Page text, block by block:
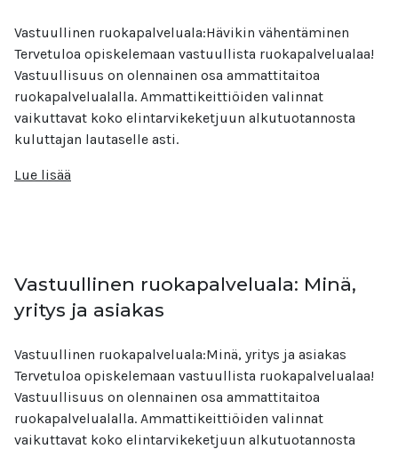
Vastuullinen ruokapalveluala:Hävikin vähentäminen
Tervetuloa opiskelemaan vastuullista ruokapalvelualaa!
Vastuullisuus on olennainen osa ammattitaitoa
ruokapalvelualalla. Ammattikeittiöiden valinnat
vaikuttavat koko elintarvikeketjuun alkutuotannosta
kuluttajan lautaselle asti.
Lue lisää
Vastuullinen ruokapalveluala: Minä,
yritys ja asiakas
Vastuullinen ruokapalveluala:Minä, yritys ja asiakas
Tervetuloa opiskelemaan vastuullista ruokapalvelualaa!
Vastuullisuus on olennainen osa ammattitaitoa
ruokapalvelualalla. Ammattikeittiöiden valinnat
vaikuttavat koko elintarvikeketjuun alkutuotannosta